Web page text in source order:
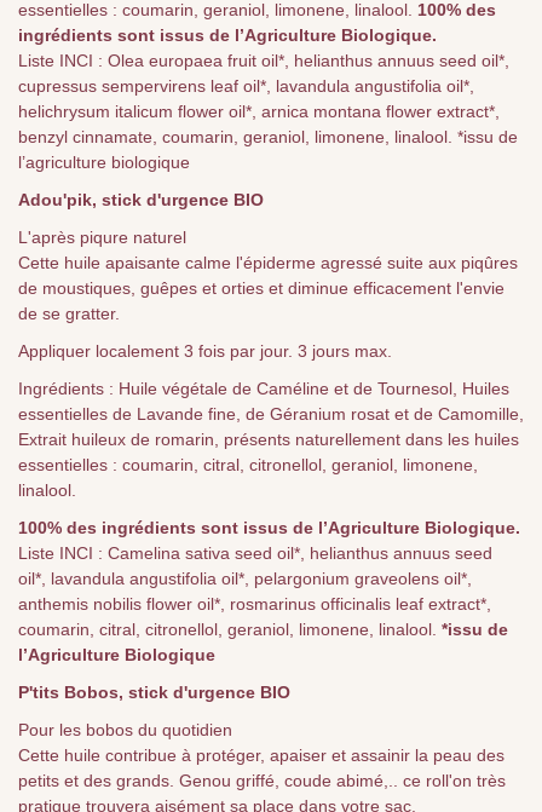
essentielles : coumarin, geraniol, limonene, linalool. 100% des
ingrédients sont issus de l’Agriculture Biologique.
Liste INCI : Olea europaea fruit oil*, helianthus annuus seed oil*,
cupressus sempervirens leaf oil*, lavandula angustifolia oil*,
helichrysum italicum flower oil*, arnica montana flower extract*,
benzyl cinnamate, coumarin, geraniol, limonene, linalool. *issu de
l’agriculture biologique
Adou'pik, stick d'urgence BIO
L'après piqure naturel
Cette huile apaisante calme l'épiderme agressé suite aux piqûres
de moustiques, guêpes et orties et diminue efficacement l'envie
de se gratter.
Appliquer localement 3 fois par jour. 3 jours max.
Ingrédients : Huile végétale de Caméline et de Tournesol, Huiles
essentielles de Lavande fine, de Géranium rosat et de Camomille,
Extrait huileux de romarin, présents naturellement dans les huiles
essentielles : coumarin, citral, citronellol, geraniol, limonene,
linalool.
100% des ingrédients sont issus de l’Agriculture Biologique.
Liste INCI : Camelina sativa seed oil*, helianthus annuus seed
oil*, lavandula angustifolia oil*, pelargonium graveolens oil*,
anthemis nobilis flower oil*, rosmarinus officinalis leaf extract*,
coumarin, citral, citronellol, geraniol, limonene, linalool. *issu de
l’Agriculture Biologique
P'tits Bobos, stick d'urgence BIO
Pour les bobos du quotidien
Cette huile contribue à protéger, apaiser et assainir la peau des
petits et des grands. Genou griffé, coude abimé,.. ce roll'on très
pratique trouvera aisément sa place dans votre sac.